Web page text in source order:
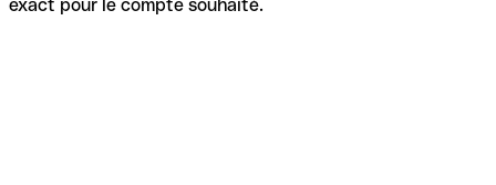
exact pour le compte souhaité.